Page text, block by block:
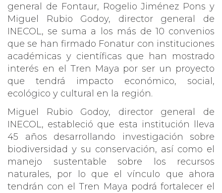
general de Fontaur, Rogelio Jiménez Pons y
Miguel Rubio Godoy, director general de
INECOL, se suma a los más de 10 convenios
que se han firmado Fonatur con instituciones
académicas y científicas que han mostrado
interés en el Tren Maya por ser un proyecto
que tendrá impacto económico, social,
ecológico y cultural en la región.
Miguel Rubio Godoy, director general de
INECOL, estableció que esta institución lleva
45 años desarrollando investigación sobre
biodiversidad y su conservación, así como el
manejo sustentable sobre los recursos
naturales, por lo que el vínculo que ahora
tendrán con el Tren Maya podrá fortalecer el